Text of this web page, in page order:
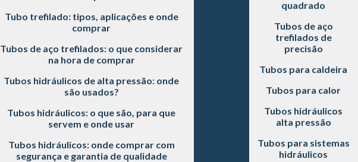
Tubo trefilado: tipos, aplicações e onde
comprar
Tubos de aço trefilados: o que considerar
na hora de comprar
Tubos hidráulicos de alta pressão: onde
são usados?
Tubos hidráulicos: o que são, para que
servem e onde usar
Tubos hidráulicos: onde comprar com
segurança e garantia de qualidade
quadrado
Tubos de aço
trefilados de
precisão
Tubos para caldeira
Tubos para calor
Tubos hidráulicos
alta pressão
Tubos para sistemas
hidráulicos